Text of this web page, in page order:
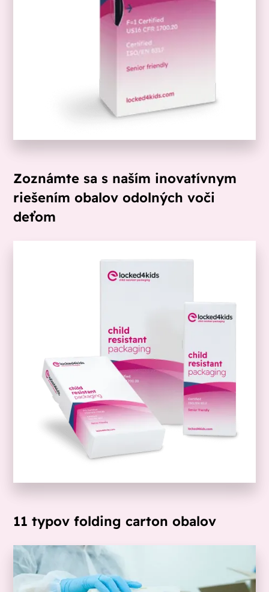
Zoznámte sa s naším inovatívnym
riešením obalov odolných voči
deťom
11 typov folding carton obalov